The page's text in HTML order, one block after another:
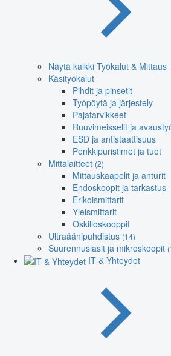
Näytä kaikki Työkalut & Mittaus
Käsityökalut
Pihdit ja pinsetit
Työpöytä ja järjestely
Pajatarvikkeet
Ruuvimeisselit ja
ESD ja antistaattisuus
Penkkipuristimet ja tuet
Mittalaitteet (2)
Mittauskaapelit ja anturit
Endoskoopit ja tarkastus
Erikoismittarit
Yleismittarit
Oskilloskooppit
Ultraäänipuhdistus (14)
Suurennuslasit ja mikroskoopit
IT & Yhteydet